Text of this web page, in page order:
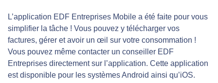
L’application EDF Entreprises Mobile a été faite pour vous
simplifier la tâche ! Vous pouvez y télécharger vos
factures, gérer et avoir un œil sur votre consommation !
Vous pouvez même contacter un conseiller EDF
Entreprises directement sur l’application. Cette application
est disponible pour les systèmes Android ainsi qu’iOS.